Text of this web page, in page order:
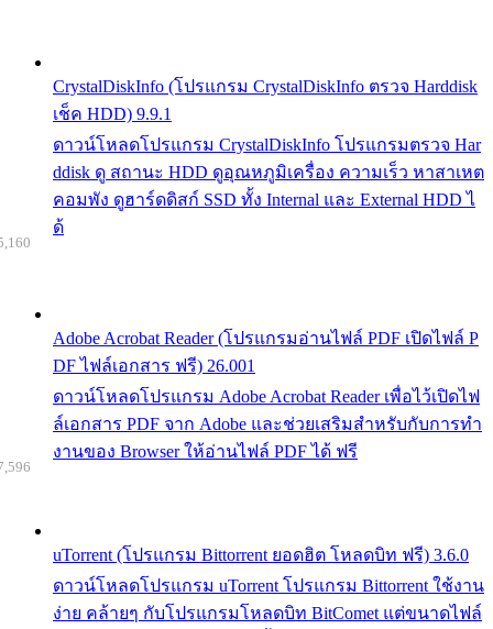
CrystalDiskInfo (โปรแกรม CrystalDiskInfo ตรวจ Harddisk
เช็ค HDD) 9.9.1
ดาวน์โหลดโปรแกรม CrystalDiskInfo โปรแกรมตรวจ Har
ddisk ดู สถานะ HDD ดูอุณหภูมิเครื่อง ความเร็ว หาสาเหต
คอมพัง ดูฮาร์ดดิสก์ SSD ทั้ง Internal และ External HDD ไ
ด้
Adobe Acrobat Reader (โปรแกรมอ่านไฟล์ PDF เปิดไฟล์ P
DF ไฟล์เอกสาร ฟรี) 26.001
ดาวน์โหลดโปรแกรม Adobe Acrobat Reader เพื่อไว้เปิดไฟ
ล์เอกสาร PDF จาก Adobe และช่วยเสริมสำหรับกับการทำ
งานของ Browser ให้อ่านไฟล์ PDF ได้ ฟรี
uTorrent (โปรแกรม Bittorrent ยอดฮิต โหลดบิท ฟรี) 3.6.0
ดาวน์โหลดโปรแกรม uTorrent โปรแกรม Bittorrent ใช้งาน
ง่าย คล้ายๆ กับโปรแกรมโหลดบิท BitComet แต่ขนาดไฟล์